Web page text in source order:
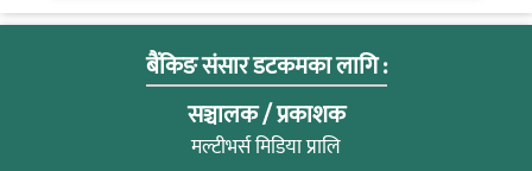
बैंकिङ संसार डटकमका लागि :
सञ्चालक / प्रकाशक
मल्टीभर्स मिडिया प्रालि